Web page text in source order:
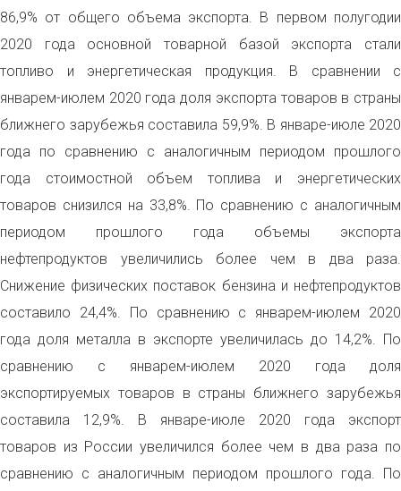
86,9% от общего объема экспорта. В первом полугодии
2020 года основной товарной базой экспорта стали
топливо и энергетическая продукция. В сравнении с
январем-июлем 2020 года доля экспорта товаров в страны
ближнего зарубежья составила 59,9%. В январе-июле 2020
года по сравнению с аналогичным периодом прошлого
года стоимостной объем топлива и энергетических
товаров снизился на 33,8%. По сравнению с аналогичным
периодом прошлого года объемы экспорта
нефтепродуктов увеличились более чем в два раза.
Снижение физических поставок бензина и нефтепродуктов
составило 24,4%. По сравнению с январем-июлем 2020
года доля металла в экспорте увеличилась до 14,2%. По
сравнению с январем-июлем 2020 года доля
экспортируемых товаров в страны ближнего зарубежья
составила 12,9%. В январе-июле 2020 года экспорт
товаров из России увеличился более чем в два раза по
сравнению с аналогичным периодом прошлого года. По